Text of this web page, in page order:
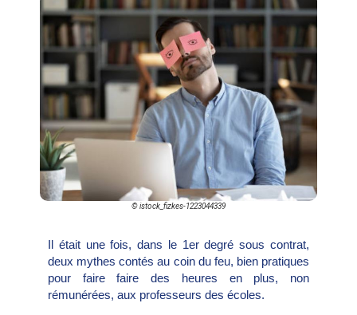
© istock_fizkes-1223044339
Il était une fois, dans le 1er degré sous contrat,
deux mythes contés au coin du feu, bien pratiques
pour faire faire des heures en plus, non
rémunérées, aux professeurs des écoles.